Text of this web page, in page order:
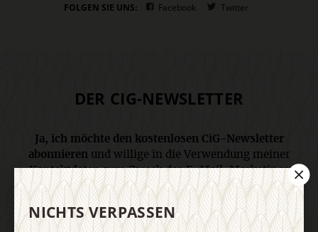
FOLGEN SIE UNS: Facebook Twitter
DER CIG-NEWSLETTER
Ja, ich möchte den kostenlosen CiG-Newsletter
abonnieren und willige in die Verwendung meiner
Kontaktdaten zum Zweck des E-Mail-Marketings
durch den Verlag Herder ein. Den Newsletter oder
die E-Mail-Werbung kann ich jederzeit abbestellen.
Ich bin einverstanden, dass mein
NICHTS VERPASSEN